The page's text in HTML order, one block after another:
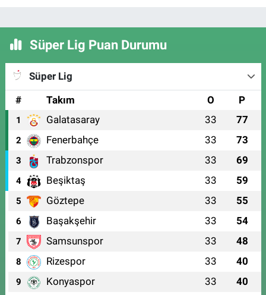
Süper Lig Puan Durumu
Süper Lig
#
Takım O P
1 Galatasaray 33 77
2 Fenerbahçe 33 73
3 Trabzonspor 33 69
4 Beşiktaş 33 59
5 Göztepe 33 55
6 Başakşehir 33 54
7 Samsunspor 33 48
8 Rizespor 33 40
9 Konyaspor 33 40